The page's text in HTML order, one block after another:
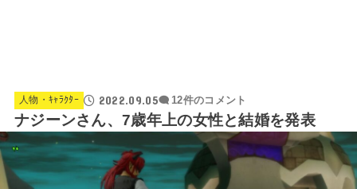
人物・ｷｬﾗｸﾀｰ 2022.09.05 12件のコメント
ナジーンさん、7歳年上の女性と結婚を発表